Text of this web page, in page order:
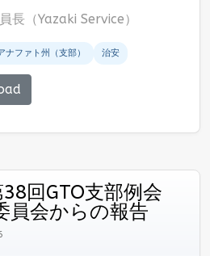
長（Yazaki Service）
ナファト州（支部） 治安
回GTO支部例会
員会からの報告